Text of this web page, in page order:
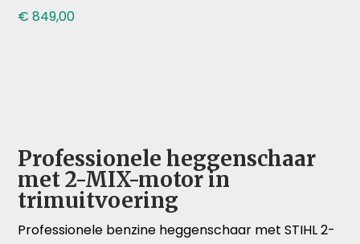
€ 849,00
Professionele heggenschaar
met 2-MIX-motor in
trimuitvoering
Professionele benzine heggenschaar met STIHL 2-